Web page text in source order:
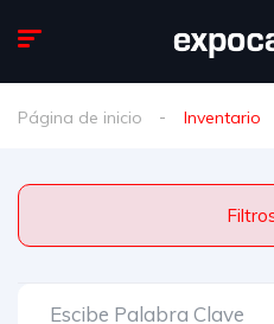
Página de inicio Inventario